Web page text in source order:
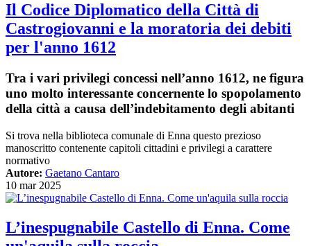
Il Codice Diplomatico della Città di
Castrogiovanni e la moratoria dei debiti
per l'anno 1612
Tra i vari privilegi concessi nell’anno 1612, ne figura
uno molto interessante concernente lo spopolamento
della città a causa dell’indebitamento degli abitanti
Si trova nella biblioteca comunale di Enna questo prezioso
manoscritto contenente capitoli cittadini e privilegi a carattere
normativo
Autore: Gaetano Cantaro
10 mar 2025
L’inespugnabile Castello di Enna. Come